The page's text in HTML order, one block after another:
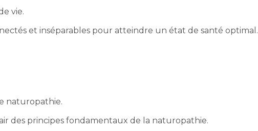
vie.
et inséparables pour atteindre un état de santé optimal.
naturopathie.
des principes fondamentaux de la naturopathie.